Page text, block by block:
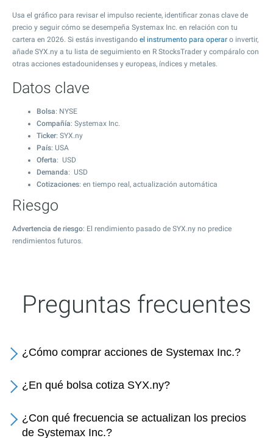
Usa el gráfico para revisar el impulso reciente, identificar zonas clave de
precio y seguir cómo se desempeña Systemax Inc. en relación con tu
cartera en 2026. Si estás investigando el instrumento para operar o invertir,
añade SYX.ny a tu lista de seguimiento en R StocksTrader y compáralo con
otras acciones estadounidenses y europeas, índices y metales.
Datos clave
Bolsa: NYSE
Compañía: Systemax Inc.
Ticker: SYX.ny
País: USA
Oferta: USD
Demanda: USD
Cotizaciones: en tiempo real, actualización automática
Riesgo
Advertencia de riesgo: El rendimiento pasado de SYX.ny no predice
rendimientos futuros.
Preguntas frecuentes
¿Cómo comprar acciones de Systemax Inc.?
¿En qué bolsa cotiza SYX.ny?
¿Con qué frecuencia se actualizan los precios
de Systemax Inc.?